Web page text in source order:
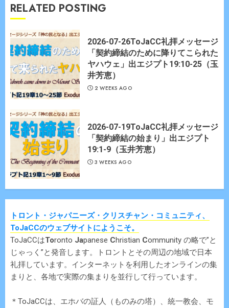
RELATED POSTING
2026-07-26ToJaCC礼拝メッセージ
「契約締結のために降りてこられた
ヤハウェ」出エジプト19:10-25（玉
井芳恵）
2 WEEKS AGO
2026-07-19ToJaCC礼拝メッセージ
「契約締結の始まり」出エジプト
19:1-9（玉井芳恵）
3 WEEKS AGO
トロント・ジャパニーズ・クリスチャン・コミュニティ、
ToJaCCのウェブサイトにようこそ。
ToJaCCはToronto Japanese Christian Community の略で”と
じゃっく”と発音します。トロントとその周辺の地域で日本
礼拝しています。インターネットを利用したオンラインの集
まりと、各地で実際の集まりを並行して行っています。
＊ToJaCCは、エホバの証人（ものみの塔）、統一教会、モ